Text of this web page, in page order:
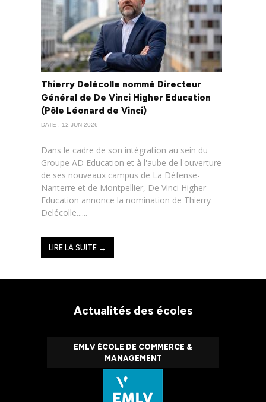
Thierry Delécolle nommé Directeur
Général de De Vinci Higher Education
(Pôle Léonard de Vinci)
DATE : 12 JUN 2026
Dans le cadre de son intégration au sein du
Groupe AD Education et à l'aube de l'ouverture
de ses nouveaux campus de La Défense-
Nanterre et de Montpellier, De Vinci Higher
Education annonce la nomination de Thierry
Delécolle......
LIRE LA SUITE →
Actualités des écoles
EMLV ÉCOLE DE COMMERCE &
MANAGEMENT